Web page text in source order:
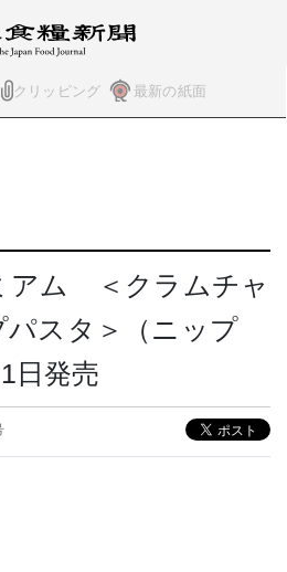
クリッピング 最新の紙面
アム ＜クラムチャ
スタ＞（ニップ
日発売